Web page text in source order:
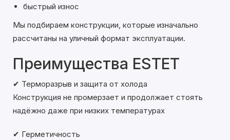
быстрый износ
Мы подбираем конструкции, которые изначально
рассчитаны на уличный формат эксплуатации.
Преимущества ESTET
✔ Терморазрыв и защита от холода
Конструкция не промерзает и продолжает стоять
надёжно даже при низких температурах
✔ Герметичность